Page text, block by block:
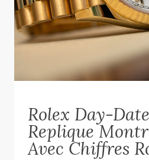
Rolex Day-
Replique
Avec Chiffres